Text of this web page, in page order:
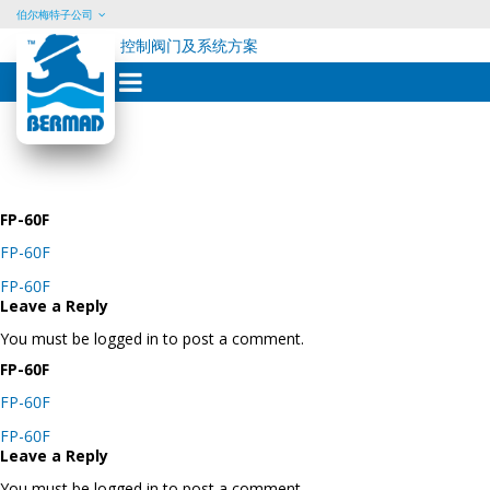
Skip
content
伯尔梅特子公司
控制阀门及系统方案
FP-60F
FP-60F
Post
navigation
FP-60F
Leave a Reply
You must be logged in to post a comment.
FP-60F
FP-60F
Post
navigation
FP-60F
Leave a Reply